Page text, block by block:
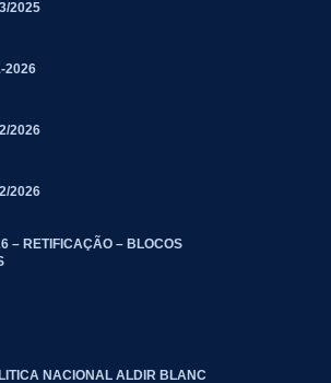
2025
2026
2026
2026
– RETIFICAÇÃO – BLOCOS
NACIONAL ALDIR BLANC